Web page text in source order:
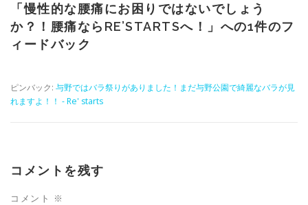
「慢性的な腰痛にお困りではないでしょう
か？！腰痛ならRE’STARTSへ！
」への1件のフ
ィードバック
ピンバック: 与野ではバラ祭りがありました！まだ与野公園で綺麗なバラが見
れますよ！！ - Re' starts
コメントを残す
コメント ※